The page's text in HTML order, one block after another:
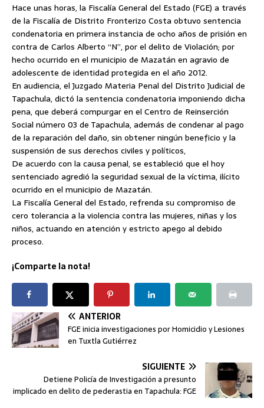
Hace unas horas, la Fiscalía General del Estado (FGE) a través
de la Fiscalía de Distrito Fronterizo Costa obtuvo sentencia
condenatoria en primera instancia de ocho años de prisión en
contra de Carlos Alberto “N”, por el delito de Violación; por
hecho ocurrido en el municipio de Mazatán en agravio de
adolescente de identidad protegida en el año 2012.
En audiencia, el Juzgado Materia Penal del Distrito Judicial de
Tapachula, dictó la sentencia condenatoria imponiendo dicha
pena, que deberá compurgar en el Centro de Reinserción
Social número 03 de Tapachula, además de condenar al pago
de la reparación del daño, sin obtener ningún beneficio y la
suspensión de sus derechos civiles y políticos,
De acuerdo con la causa penal, se estableció que el hoy
sentenciado agredió la seguridad sexual de la víctima, ilícito
ocurrido en el municipio de Mazatán.
La Fiscalía General del Estado, refrenda su compromiso de
cero tolerancia a la violencia contra las mujeres, niñas y los
niños, actuando en atención y estricto apego al debido
proceso.
¡Comparte la nota!
ANTERIOR
FGE inicia investigaciones por Homicidio y Lesiones
en Tuxtla Gutiérrez
SIGUIENTE
Detiene Policía de Investigación a presunto
implicado en delito de pederastia en Tapachula: FGE